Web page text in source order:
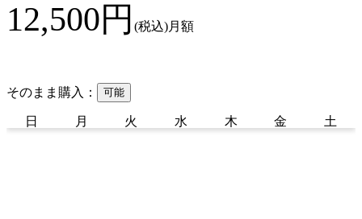
12,500円 (税込)月額
そのまま購入： 可能
日 月 火 水 木 金 土